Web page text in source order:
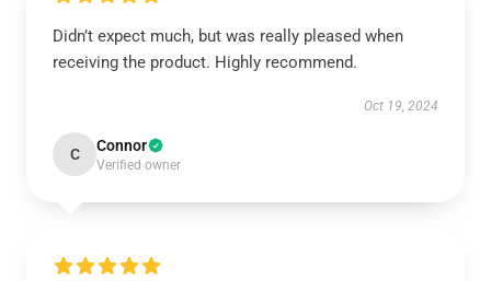
Didn’t expect much, but was really pleased when
receiving the product. Highly recommend.
Oct 19, 2024
C Connor
Verified owner